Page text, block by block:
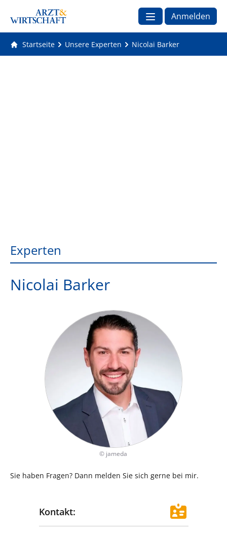
Anmelden
Startseite Unsere Experten Nicolai Barker
Experten
Nicolai Barker
© jameda
Sie haben Fragen? Dann melden Sie sich gerne bei mir.
Kontakt: